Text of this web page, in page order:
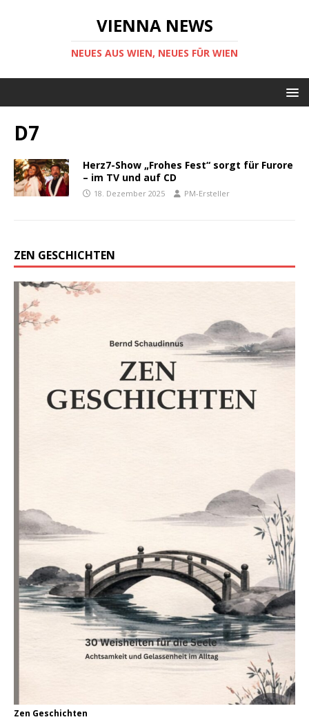
VIENNA NEWS
NEUES AUS WIEN, NEUES FÜR WIEN
D7
Herz7-Show „Frohes Fest“ sorgt für Furore
– im TV und auf CD
18. Dezember 2025 PM-Ersteller
ZEN GESCHICHTEN
Zen Geschichten